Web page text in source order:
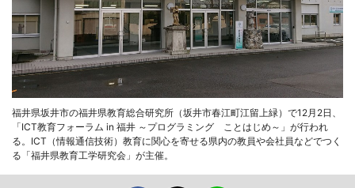
福井県坂井市の福井県教育総合研究所（坂井市春江町江留上緑）で12月2日、
「ICT教育フォーラム in 福井 ～プログラミング ことはじめ～」が行われ
る。ICT（情報通信技術）教育に関心を寄せる県内の教員や会社員などでつく
る「福井県教育工学研究会」が主催。